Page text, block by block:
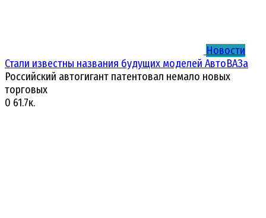
Новости
Стали известны названия будущих моделей АвтоВАЗа
Российский автогигант патентовал немало новых
торговых
0 61.7к.